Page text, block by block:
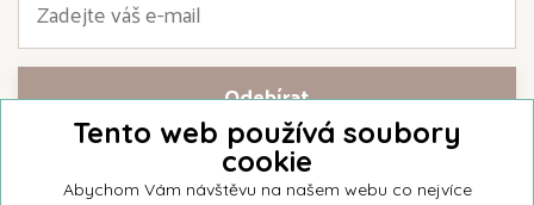
Přihlašte se k našemu newsletteru a buďte jako první informováni o
nejnovějších kolekcích svíček a aktualitách z rodinné firmy Unipar.
Tento web používá soubory
cookie
Abychom Vám návštěvu na našem webu co nejvíce